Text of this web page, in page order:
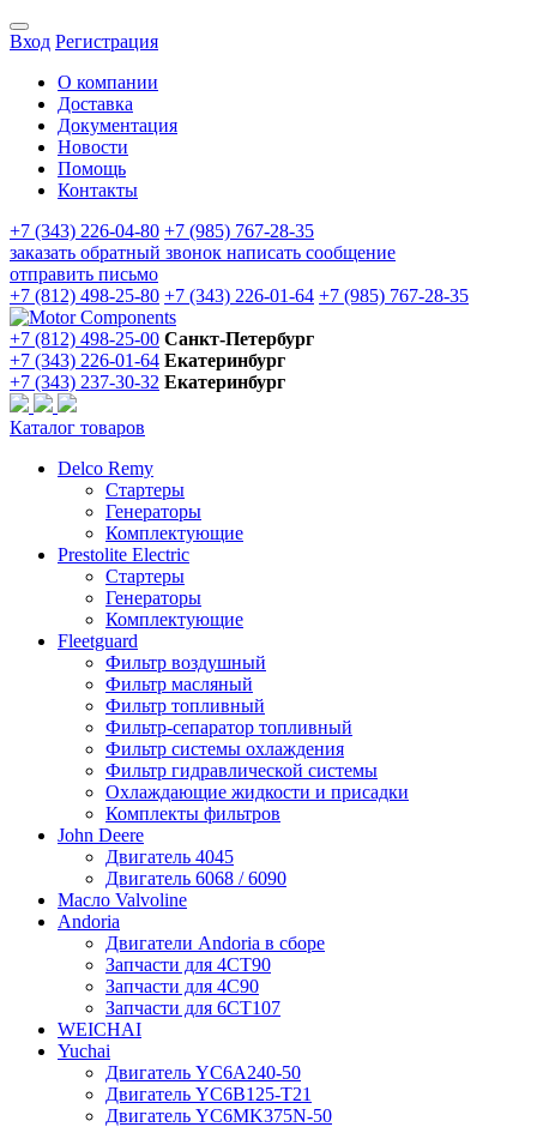
Вход Регистрация
О компании
Доставка
Документация
Новости
Помощь
Контакты
+7 (343) 226-04-80 +7 (985) 767-28-35
заказать обратный звонок написать сообщение
отправить письмо
+7 (812) 498-25-80 +7 (343) 226-01-64 +7 (985) 767-28-35
+7 (812) 498-25-00 Санкт-Петербург
+7 (343) 226-01-64 Екатеринбург
+7 (343) 237-30-32 Екатеринбург
Каталог товаров
Delco Remy
Стартеры
Генераторы
Комплектующие
Prestolite Electric
Стартеры
Генераторы
Комплектующие
Fleetguard
Фильтр воздушный
Фильтр масляный
Фильтр топливный
Фильтр-сепаратор топливный
Фильтр системы охлаждения
Фильтр гидравлической системы
Охлаждающие жидкости и присадки
Комплекты фильтров
John Deere
Двигатель 4045
Двигатель 6068 / 6090
Масло Valvoline
Andoria
Двигатели Andoria в сборе
Запчасти для 4CT90
Запчасти для 4С90
Запчасти для 6CT107
WEICHAI
Yuchai
Двигатель YC6A240-50
Двигатель YC6B125-T21
Двигатель YC6MK375N-50